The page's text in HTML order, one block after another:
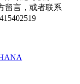
留言，或者联系